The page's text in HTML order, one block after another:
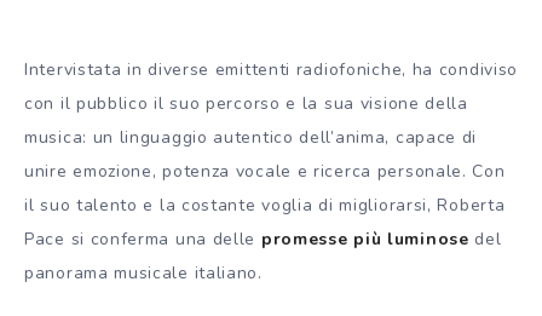
Intervistata in diverse emittenti radiofoniche, ha condiviso
con il pubblico il suo percorso e la sua visione della
musica: un linguaggio autentico dell’anima, capace di
unire emozione, potenza vocale e ricerca personale. Con
il suo talento e la costante voglia di migliorarsi, Roberta
Pace si conferma una delle promesse più luminose del
panorama musicale italiano.